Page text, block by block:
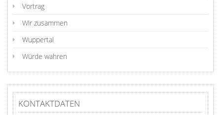
Vortrag
Wir zusammen
Wuppertal
Würde wahren
KONTAKTDATEN